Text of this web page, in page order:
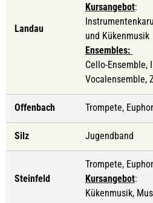
Landau
Kursangebot:
und Kükenmusik
Ensembles:
Cello-Ensemble,
Vocalensemble,
Offenbach Trompete,
Silz Jugendband
Steinfeld
Trompete,
Kursangebot:
Kükenmusik,